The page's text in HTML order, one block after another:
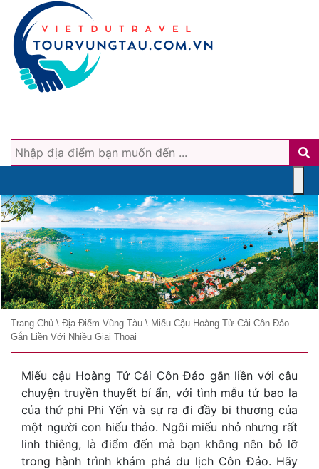
Trang Chủ \ Địa Điểm Vũng Tàu \ Miếu Cậu Hoàng Tử Cải Côn Đảo
Gắn Liền Với Nhiều Giai Thoại
Miếu cậu Hoàng Tử Cải Côn Đảo gắn liền với câu
chuyện truyền thuyết bí ẩn, với tình mẫu tử bao la
của thứ phi Phi Yến và sự ra đi đầy bi thương của
một người con hiếu thảo. Ngôi miếu nhỏ nhưng rất
linh thiêng, là điểm đến mà bạn không nên bỏ lỡ
trong hành trình khám phá du lịch Côn Đảo. Hãy